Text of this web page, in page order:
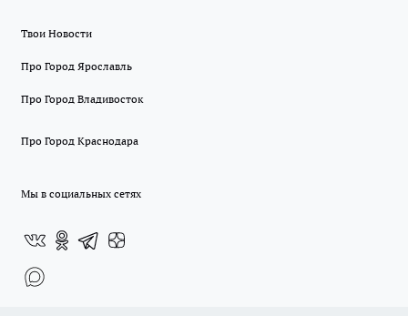
Твои Новости
Про Город Ярославль
Про Город Владивосток
Про Город Краснодара
Мы в социальных сетях